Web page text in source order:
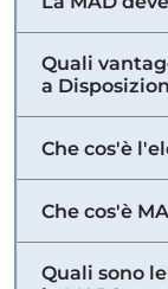
Quali
a
Che cos'è
Che cos'è
Quali sono